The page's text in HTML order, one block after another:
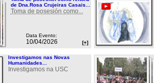
de Dna.Rosa Crujeiras Casais...
Toma de posesión como...
Data Evento:
10/04/2026 [+]
Investigamos nas Novas
Humanidades...
Investigamos na USC